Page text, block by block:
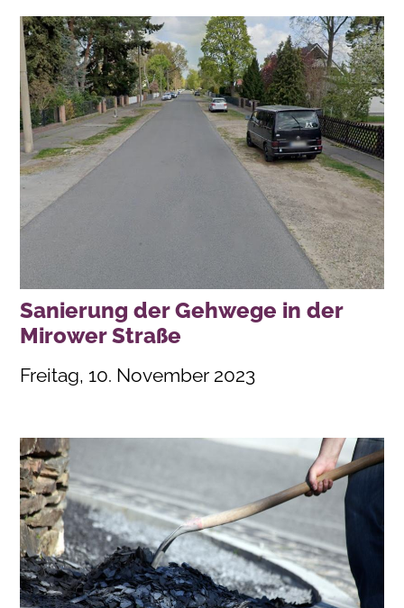
Sanierung der Gehwege in der
Mirower Straße
Freitag, 10. November 2023